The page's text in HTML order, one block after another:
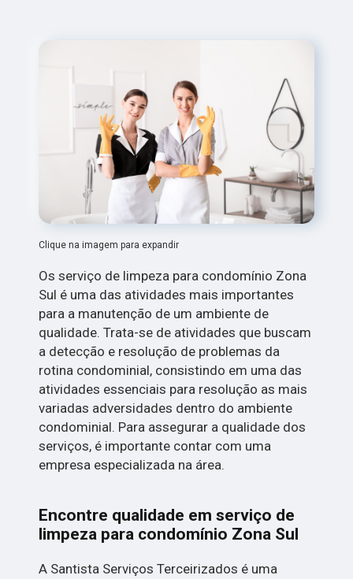
Clique na imagem para expandir
Os serviço de limpeza para condomínio Zona
Sul é uma das atividades mais importantes
para a manutenção de um ambiente de
qualidade. Trata-se de atividades que buscam
a detecção e resolução de problemas da
rotina condominial, consistindo em uma das
atividades essenciais para resolução as mais
variadas adversidades dentro do ambiente
condominial. Para assegurar a qualidade dos
serviços, é importante contar com uma
empresa especializada na área.
Encontre qualidade em serviço de
limpeza para condomínio Zona Sul
A Santista Serviços Terceirizados é uma